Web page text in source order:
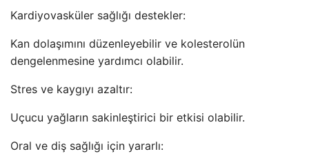
Kardiyovasküler sağlığı destekler:
Kan dolaşımını düzenleyebilir ve kolesterolün
dengelenmesine yardımcı olabilir.
Stres ve kaygıyı azaltır:
Uçucu yağların sakinleştirici bir etkisi olabilir.
Oral ve diş sağlığı için yararlı: